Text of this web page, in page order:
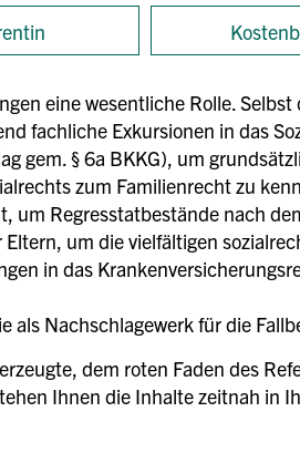
eine wesentliche Rolle.
fachliche Exkursionen in das
gem. § 6a BKKG), um
zum Familienrecht zu
Regresstatbestände nach
um die vielfältigen
in das
Nachschlagewerk für die
dem roten Faden des
Ihnen die Inhalte zeitnah in